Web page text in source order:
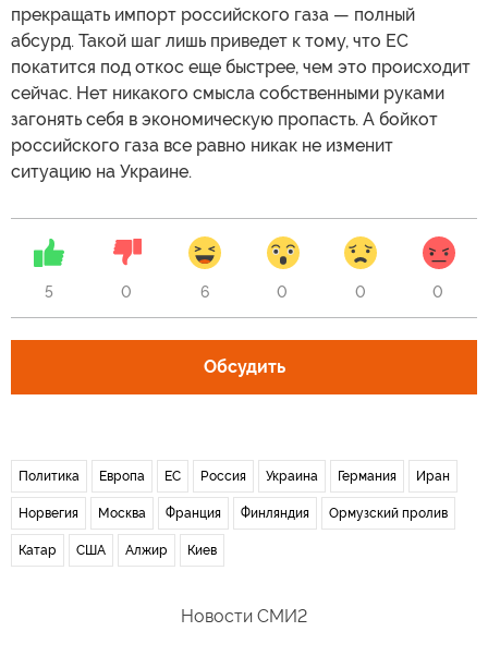
прекращать импорт российского газа — полный
абсурд. Такой шаг лишь приведет к тому, что ЕС
покатится под откос еще быстрее, чем это происходит
сейчас. Нет никакого смысла собственными руками
загонять себя в экономическую пропасть. А бойкот
российского газа все равно никак не изменит
ситуацию на Украине.
5 0 6 0 0 0
Обсудить
Политика Европа ЕС Россия Украина Германия Иран
Норвегия Москва Франция Финляндия Ормузский пролив
Катар США Алжир Киев
Новости СМИ2